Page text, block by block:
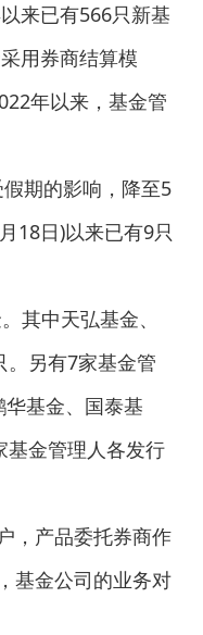
来已有566只新基
用券商结算模
年以来，基金管
期的影响，降至5
18日)以来已有9只
其中天弘基金、
另有7家基金管
基金、国泰基
基金管理人各发行
，产品委托券商作
基金公司的业务对